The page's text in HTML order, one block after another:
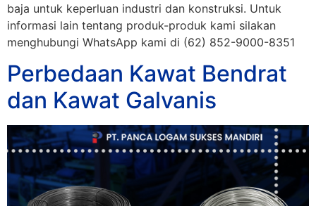
baja untuk keperluan industri dan konstruksi. Untuk
informasi lain tentang produk-produk kami silakan
menghubungi WhatsApp kami di (62) 852-9000-8351
Perbedaan Kawat Bendrat
dan Kawat Galvanis